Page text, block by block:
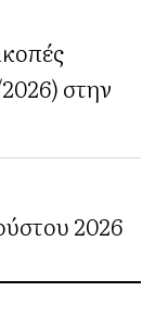
στην
2026